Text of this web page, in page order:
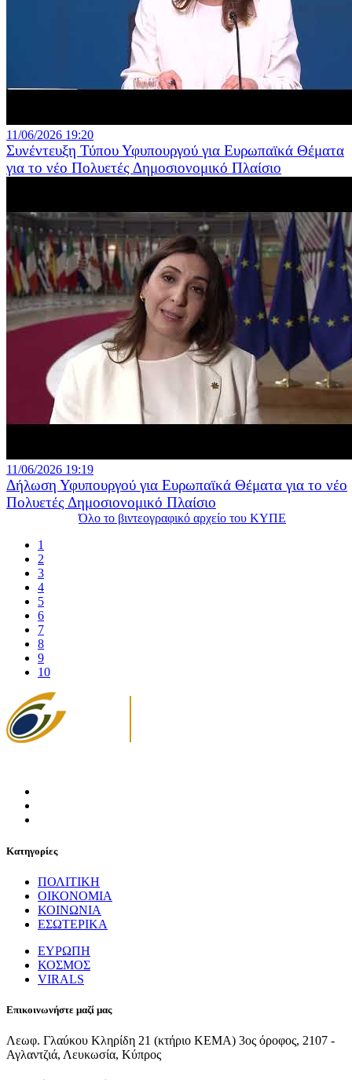
11/06/2026 19:20
Συνέντευξη Τύπου Υφυπουργού για Ευρωπαϊκά Θέματα
για το νέο Πολυετές Δημοσιονομικό Πλαίσιο
11/06/2026 19:19
Δήλωση Υφυπουργού για Ευρωπαϊκά Θέματα για το νέο
Πολυετές Δημοσιονομικό Πλαίσιο
Όλο το βιντεογραφικό αρχείο του ΚΥΠΕ
1
2
3
4
5
6
7
8
9
10
Κατηγορίες
ΠΟΛΙΤΙΚΗ
ΟΙΚΟΝΟΜΙΑ
ΚΟΙΝΩΝΙΑ
ΕΣΩΤΕΡΙΚΑ
ΕΥΡΩΠΗ
ΚΟΣΜΟΣ
VIRALS
Επικοινωνήστε μαζί μας
Λεωφ. Γλαύκου Κληρίδη 21 (κτήριο ΚΕΜΑ) 3ος όροφος, 2107 -
Αγλαντζιά, Λευκωσία, Κύπρος